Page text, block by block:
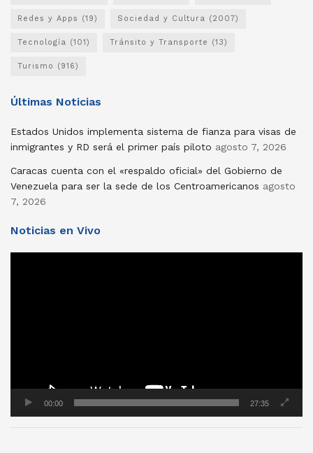
Redes y Apps (19) Sociedad y Cultura (2007)
Tecnología (101) Tránsito y Transporte (13)
Turismo (916)
Últimas Noticias
Estados Unidos implementa sistema de fianza para visas de
inmigrantes y RD será el primer país piloto agosto 7, 2026
Caracas cuenta con el «respaldo oficial» del Gobierno de
Venezuela para ser la sede de los Centroamericanos agosto
7, 2026
Noticias en Vivo
00:00 27:35